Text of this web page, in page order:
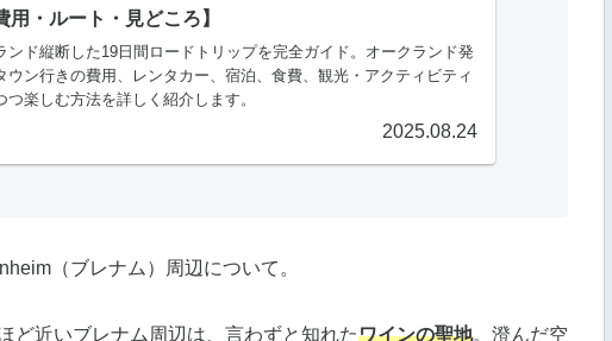
用・ルート・見どころ】
ンド縦断した19日間ロードトリップを完全ガイド。オークランド発
ウン行きの費用、レンタカー、宿泊、食費、観光・アクティビティ
つ楽しむ方法を詳しく紹介します。
2025.08.24
（ブレナム）周辺について。
ど近いブレナム周辺は、言わずと知れたワインの聖地。澄んだ空